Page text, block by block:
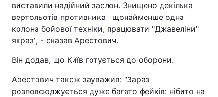
виставили надійний заслон. Знищено декілька
вертольотів противника і щонайменше одна
колона бойової техніки, працювати "Джавеліни"
якраз", - сказав Арестович.
Він додав, що Київ готується до оборони.
Арестович також зауважив: "Зараз
розповсюджується дуже багато фейків: нібито на